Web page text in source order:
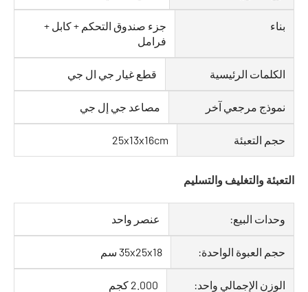
جزء صندوق التحكم + كابل +
فرامل
الكلمات الرئيسية قطع غيار جي ال جي
نموذج مرجعي آخر مصاعد جي إل جي
حجم التعبئة 25x13x16cm
والتغليف والتسليم
وحدات البيع: عنصر واحد
حجم العبوة الواحدة: 35x25x18 سم
الوزن الإجمالي واحد: 2.000 كجم